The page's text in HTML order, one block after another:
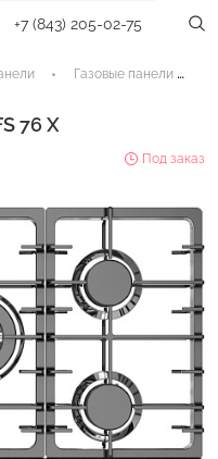
+7 (843) 205-02-75
Газовые панели
76 X
Под заказ